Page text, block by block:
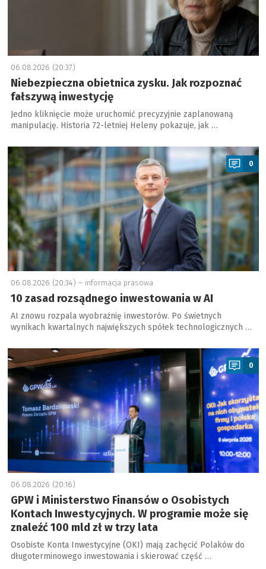
06.08.2026 (20:37)
Niebezpieczna obietnica zysku. Jak rozpoznać
fałszywą inwestycję
Jedno kliknięcie może uruchomić precyzyjnie zaplanowaną
manipulację. Historia 72-letniej Heleny pokazuje, jak …
a
0
06.08.2026 (20:34) – informacja prasowa
10 zasad rozsądnego inwestowania w AI
AI znowu rozpala wyobraźnię inwestorów. Po świetnych
wynikach kwartalnych największych spółek technologicznych …
a
0
06.08.2026 (20:16)
GPW i Ministerstwo Finansów o Osobistych
Kontach Inwestycyjnych. W programie może się
znaleźć 100 mld zł w trzy lata
Osobiste Konta Inwestycyjne (OKI) mają zachęcić Polaków do
długoterminowego inwestowania i skierować część …